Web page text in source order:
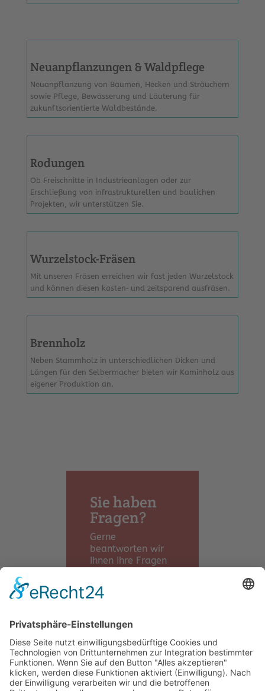
Neuanpflanzungen & Waldpflege
Neuanpflanzung von Bäumen, Hecken und Sträuchern
sowie Pflege, Bewässerung und Läuterung für
zukunftsorientierte Waldbestände.
Rodungen
Ob Freischnitte in Industrieanlagen oder zur
Erschließung von infrastrukturellen und baulichen
Projekten, wir unterstützen Sie.
Wurzelstock-Fräsen
Mit unseren Fräsen erreichen wir fast jeden Wurzelstock
und können diesen kosten‐ und zeitsparend ausfräsen.
Brennholz
Neben Stammholz in unterschiedlichen Dicken und
Längen für den Selbermacher bieten wir Kaminholz aus
eigener Produktion an.
Sie haben
Fragen?
Gerne
beantworten wir
Ihnen Ihre Fragen
einen Termin.
Wir freuen uns auf
Kontaktieren
Sie uns!